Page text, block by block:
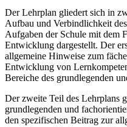
Der Lehrplan gliedert sich in
Aufbau und Verbindlichkeit
Aufgaben der Schule mit dem
Entwicklung dargestellt. Der
allgemeine Hinweise zum
Entwicklung von
Bereiche des grundlegenden
Der zweite Teil des Lehrplans
grundlegenden und
den spezifischen Beitrag zur